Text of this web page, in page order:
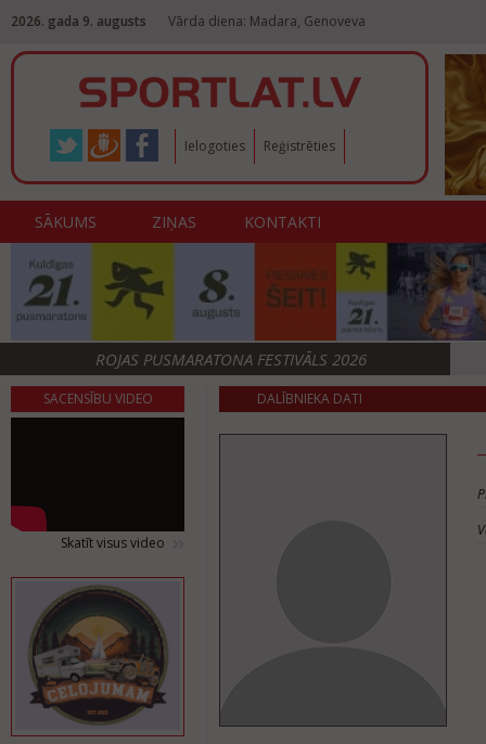
2026. gada 9. augusts Vārda diena: Madara, Genoveva
Ielogoties Reģistrēties
SĀKUMS ZIŅAS KONTAKTI
ROJAS PUSMARATONA FESTIVĀLS 2026
SACENSĪBU VIDEO
Skatīt visus video
DALĪBNIEKA DATI